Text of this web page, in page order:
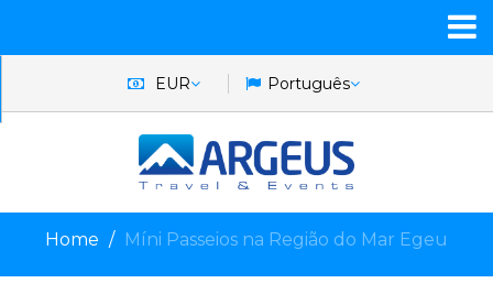
EUR Português
Home Míni Passeios na Região do Mar Egeu